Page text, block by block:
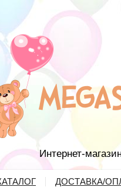
Интернет-
ДОСТАВКА/